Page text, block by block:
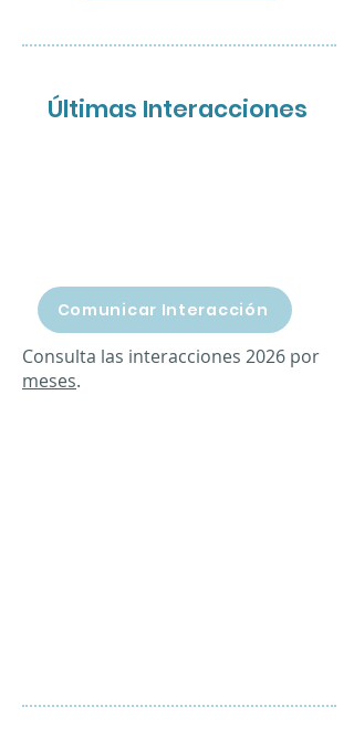
Últimas Interacciones
Comunicar Interacción
Consulta las interacciones 2026 por
meses.